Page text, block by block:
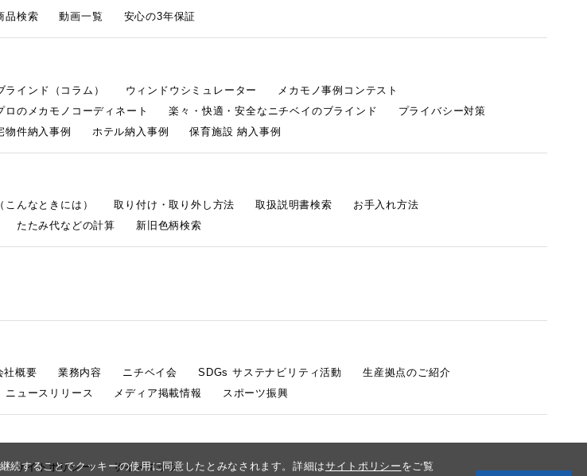
続することでクッキーの使用に同意したとみなされます。詳細はサイトポリシー をご覧
品検索 動画一覧 安心の3年保証
ラインド（コラム） ウィンドウシミュレーター
メカモノ事例コンテスト
ロのメカモノコーディネート 楽々・快適・安全なニチベイのブラインド
プライバシー対策
物件納入事例 ホテル納入事例 保育施設 納入事例
んなときには） 取り付け・取り外し方法 取扱説明書検索
お手入れ方法
たたみ代などの計算 新旧色柄検索
社概要 業務内容 ニチベイ会 SDGs サステナビリティ活動
生産拠点のご紹介
ニュースリリース メディア掲載情報 スポーツ振興
サイトポリシー サイトマップ